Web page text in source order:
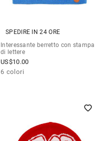
SPEDIRE IN 24 ORE
Interessante berretto con stampa
di lettere
US$10.00
6 colori